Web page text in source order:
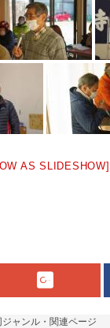
AS SLIDESHOW]
ジャンル・関連ページ